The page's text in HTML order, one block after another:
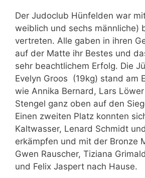
Der Judoclub Hünfelden war
weiblich und sechs männliche)
vertreten. Alle gaben in ihren
auf der Matte ihr Bestes und
sehr beachtlichem Erfolg. Die
Evelyn Groos (19kg) stand am
wie Annika Bernard, Lars
Stengel ganz oben auf den
Einen zweiten Platz konnten
Kaltwasser, Lenard Schmidt
erkämpfen und mit der Bronze
Gwen Rauscher, Tiziana
und Felix Jaspert nach Hause.